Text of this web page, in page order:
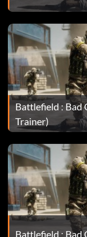
Battlefield : Bad
Trainer)
Battlefield : Bad